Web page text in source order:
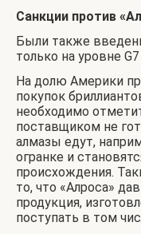
Санкции против
Были также
только на уровне G7
На долю Америки
покупок
необходимо
поставщиком не
алмазы едут,
огранке и
происхождения.
то, что «Алроса»
продукция,
поступать в том